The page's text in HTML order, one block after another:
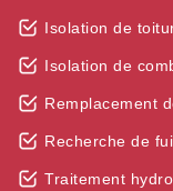
Isolation de
Isolation de
Remplacement
Recherche de
Traitement